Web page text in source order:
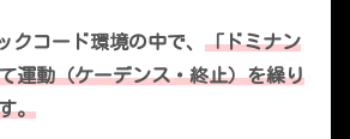
クコード環境の中で、 「ドミナン
運動（ケーデンス・終止）を繰り
。